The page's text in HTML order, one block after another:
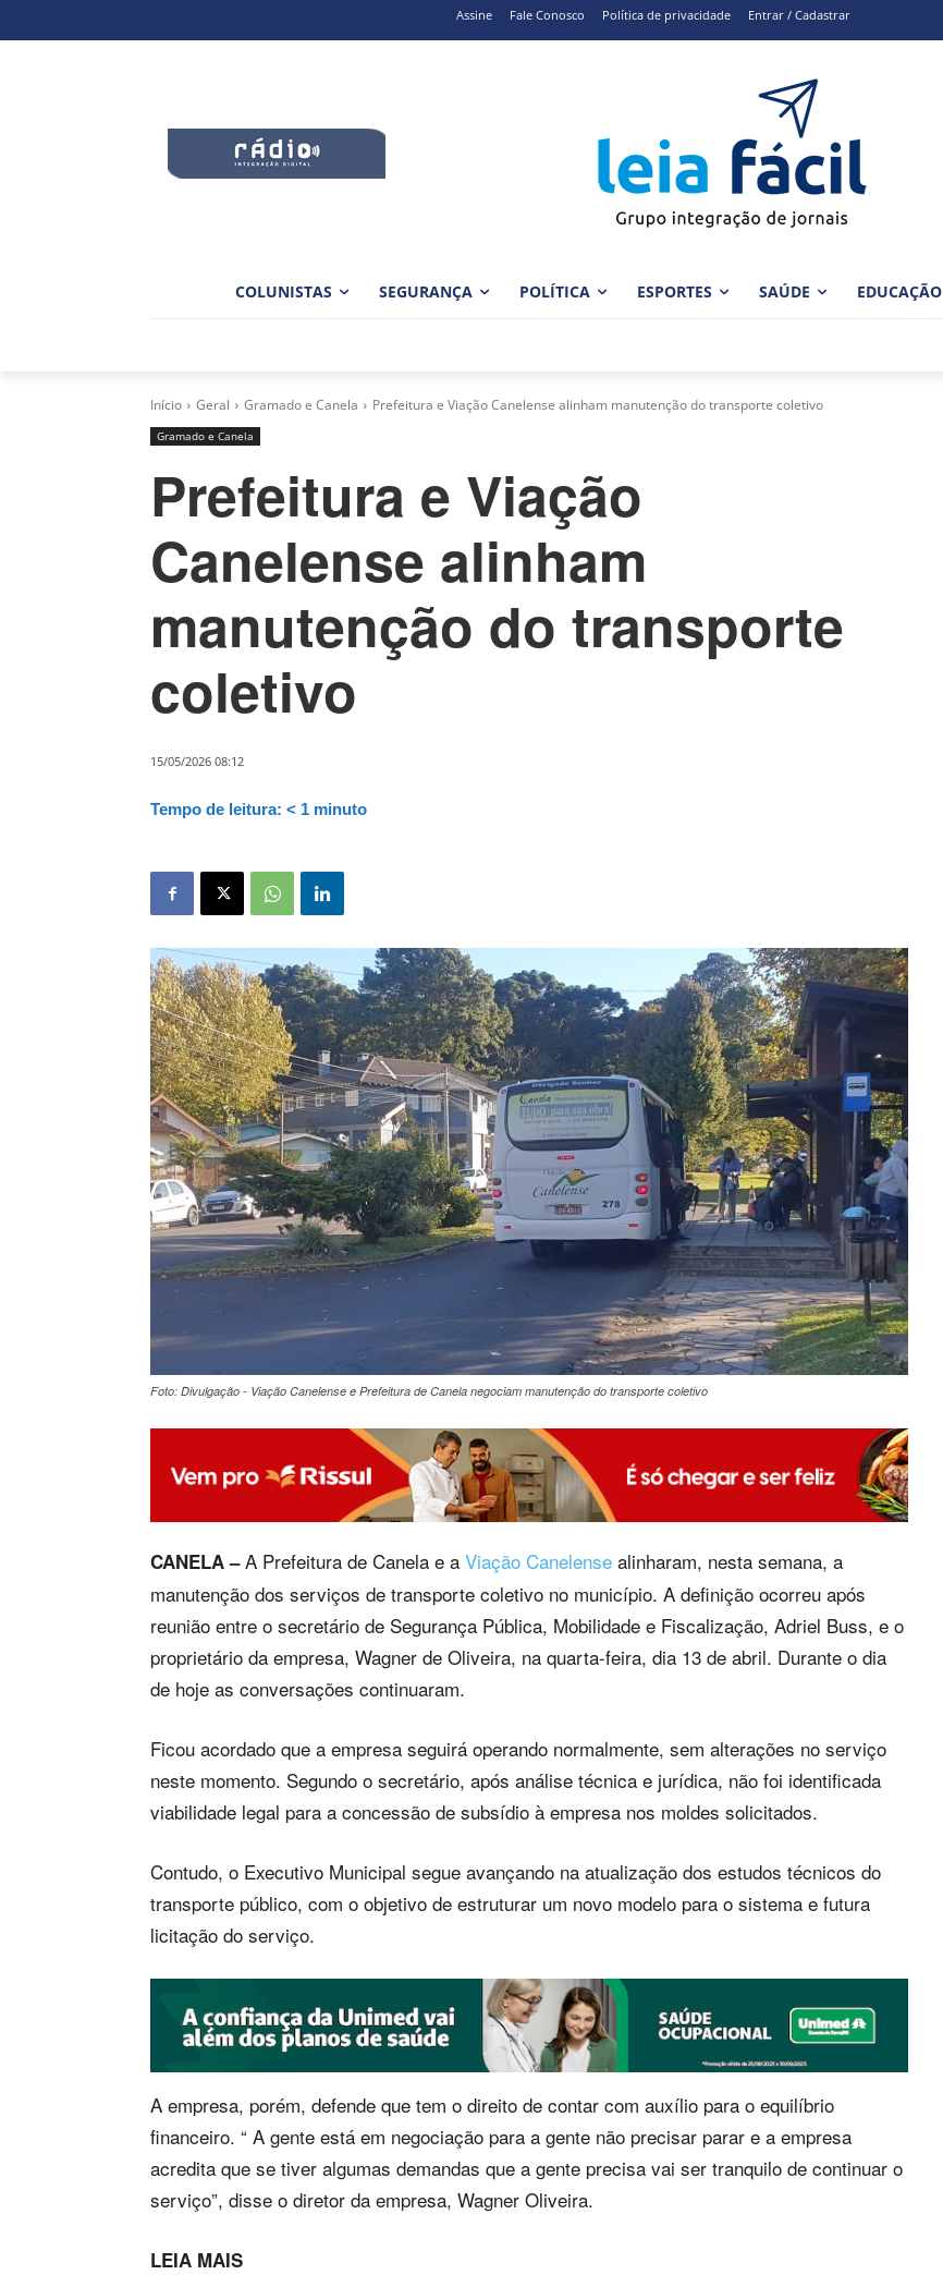
Assine Fale Conosco Política de privacidade Entrar / Cadastrar
COLUNISTAS SEGURANÇA POLÍTICA ESPORTES SAÚDE EDUCAÇÃO
Início Geral Gramado e Canela Prefeitura e Viação Canelense alinham manutenção do transporte coletivo
Gramado e Canela
Prefeitura e Viação
Canelense alinham
manutenção do transporte
coletivo
15/05/2026 08:12
Tempo de leitura: < 1 minuto
Foto: Divulgação - Viação Canelense e Prefeitura de Canela negociam manutenção do transporte coletivo
CANELA –A Prefeitura de Canela e a Viação Canelense alinharam, nesta semana, a
manutenção dos serviços de transporte coletivo no município. A definição ocorreu após
reunião entre o secretário de Segurança Pública, Mobilidade e Fiscalização, Adriel Buss, e o
proprietário da empresa, Wagner de Oliveira, na quarta-feira, dia 13 de abril. Durante o dia
de hoje as conversações continuaram.
Ficou acordado que a empresa seguirá operando normalmente, sem alterações no serviço
neste momento. Segundo o secretário, após análise técnica e jurídica, não foi identificada
viabilidade legal para a concessão de subsídio à empresa nos moldes solicitados.
Contudo, o Executivo Municipal segue avançando na atualização dos estudos técnicos do
transporte público, com o objetivo de estruturar um novo modelo para o sistema e futura
licitação do serviço.
A empresa, porém, defende que tem o direito de contar com auxílio para o equilíbrio
financeiro. “ A gente está em negociação para a gente não precisar parar e a empresa
acredita que se tiver algumas demandas que a gente precisa vai ser tranquilo de continuar o
serviço”, disse o diretor da empresa, Wagner Oliveira.
LEIA MAIS